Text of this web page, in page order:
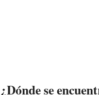
¿Dónde se